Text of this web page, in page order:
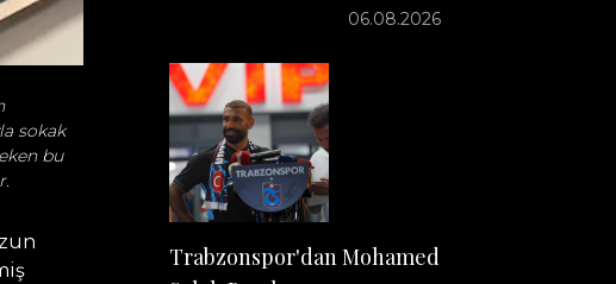
sokak
bu
06.08.2026
Trabzonspor'dan Mohamed